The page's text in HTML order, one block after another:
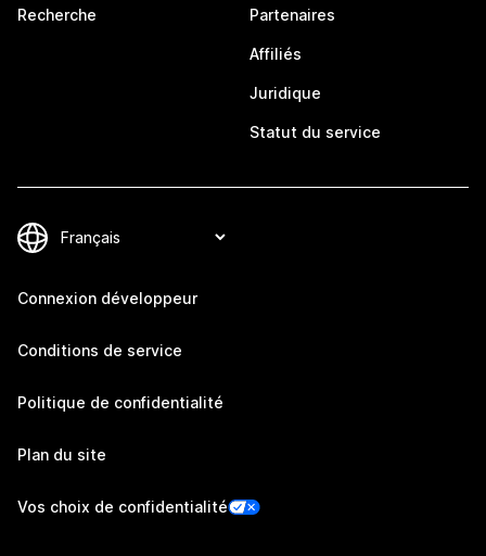
Recherche Partenaires
Affiliés
Juridique
Statut du service
Connexion développeur
Conditions de service
Politique de confidentialité
Plan du site
Vos choix de confidentialité